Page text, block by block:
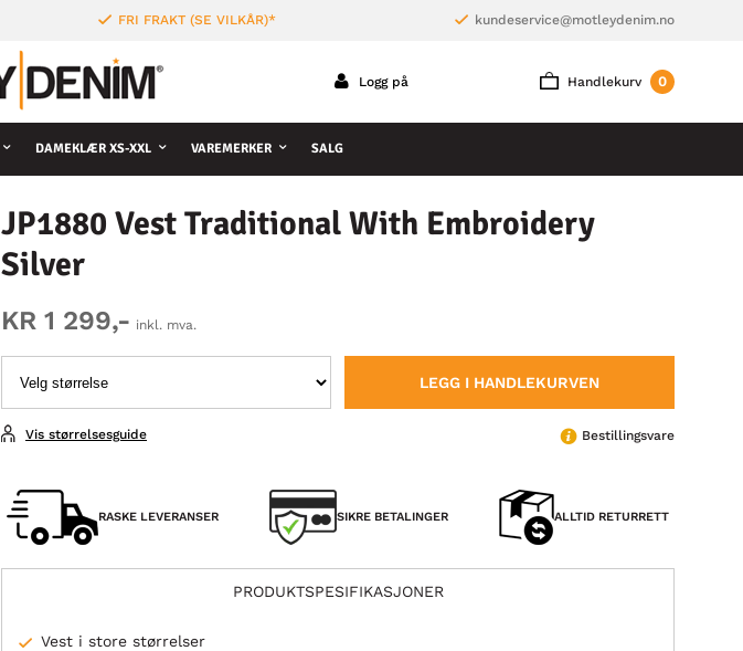
FRI FRAKT (SE VILKÅR)* kundeservice@motleydenim.no
Handlekurv 0
Logg på
DAMEKLÆR XS-XXL VAREMERKER SALG
JP1880 Vest Traditional With Embroidery
Silver
KR 1 299,- inkl. mva.
LEGG I HANDLEKURVEN
Bestillingsvare
Vis størrelsesguide
RASKE LEVERANSER SIKRE BETALINGER ALLTID RETURRETT
PRODUKTSPESIFIKASJONER
Vest i store størrelser